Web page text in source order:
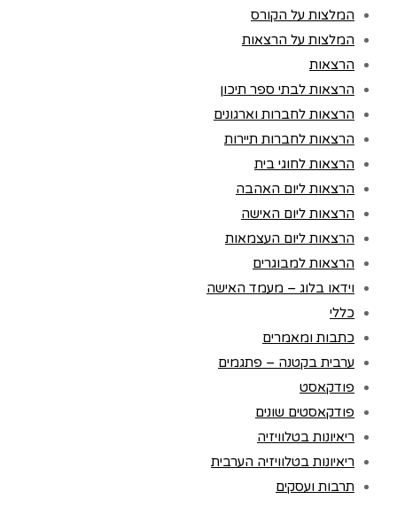
המלצות על הקורס
המלצות על הרצאות
הרצאות
הרצאות לבתי ספר תיכון
הרצאות לחברות וארגונים
הרצאות לחברות תיירות
הרצאות לחוגי בית
הרצאות ליום האהבה
הרצאות ליום האישה
הרצאות ליום העצמאות
הרצאות למבוגרים
וידאו בלוג – מעמד האישה
כללי
כתבות ומאמרים
ערבית בקטנה – פתגמים
פודקאסט
פודקאסטים שונים
ריאיונות בטלוויזיה
ריאיונות בטלוויזיה הערבית
תרבות ועסקים